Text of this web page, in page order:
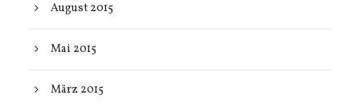
August 2015
Mai 2015
März 2015